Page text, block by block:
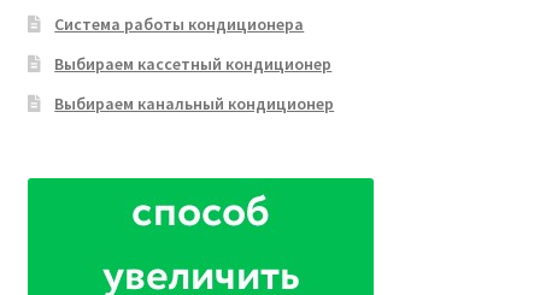
Система работы кондиционера
Выбираем кассетный кондиционер
Выбираем канальный кондиционер